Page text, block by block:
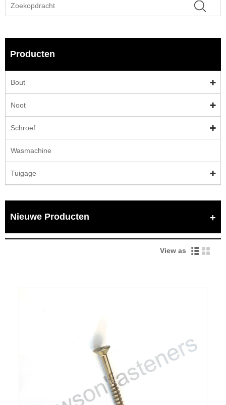
Producten
Bout
Noot
Schroef
Wasmachine
Tuigage
Nieuwe Producten
View as